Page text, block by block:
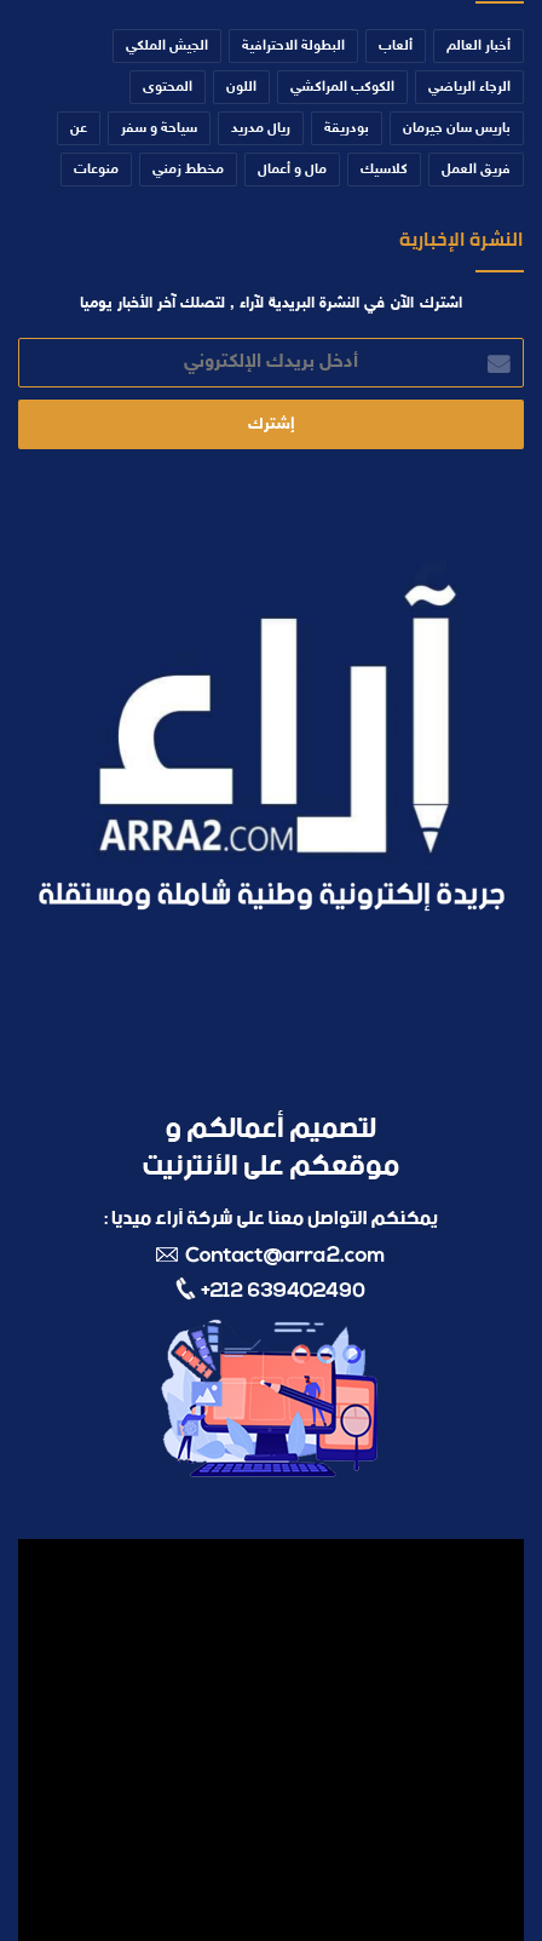
أخبار العالم ألعاب البطولة الاحترافية الجيش الملكي
الرجاء الرياضي الكوكب المراكشي اللون المحتوى
باريس سان جيرمان بودريقة ريال مدريد سياحة و سفر عن
فريق العمل كلاسيك مال و أعمال مخطط زمني منوعات
النشرة الإخبارية
اشترك الآن في النشرة البريدية لآراء , لتصلك آخر الأخبار يوميا
بريدك
الإلكتروني